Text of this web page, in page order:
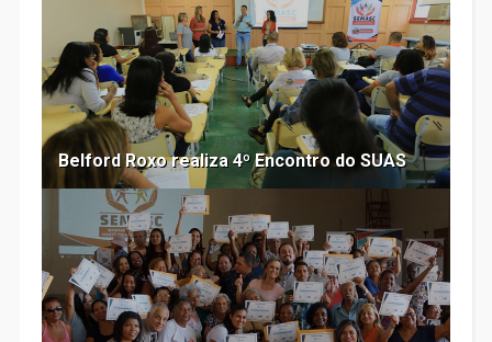
Belford Roxo realiza 4º Encontro do SUAS